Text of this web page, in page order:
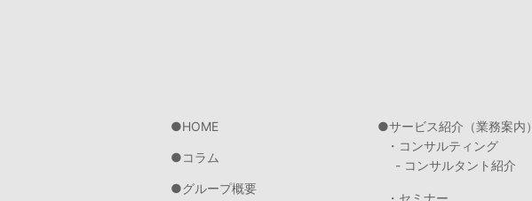
HOME
コラム
グループ概要
サービス紹介（業務案内）
・コンサルティング
- コンサルタント紹介
・セミナー